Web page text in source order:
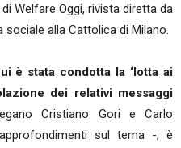
Welfare Oggi, rivista diretta da
alla Cattolica di Milano.
è stata condotta la ‘lotta ai
dei relativi messaggi
Cristiano Gori e Carlo
sul tema -, è